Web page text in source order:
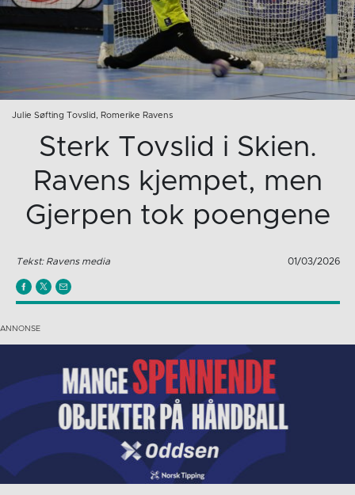
Julie Søfting Tovslid, Romerike Ravens
Sterk Tovslid i Skien.
Ravens kjempet, men
Gjerpen tok poengene
Tekst: Ravens media 01/03/2026